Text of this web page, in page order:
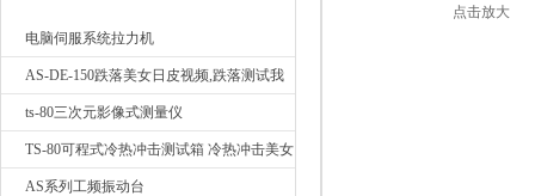
广东日皮软件视频检测仪器有限公司
电脑伺服系统拉力机
AS-DE-150跌落美女日皮视频,跌落测试我
要询价
ts-80三次元影像式测量仪
TS-80可程式冷热冲击测试箱 冷热冲击美女
日皮视频
AS系列工频振动台
点击放大